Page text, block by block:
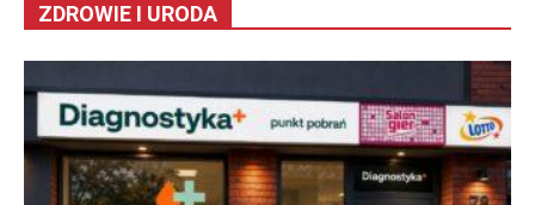
ZDROWIE I URODA